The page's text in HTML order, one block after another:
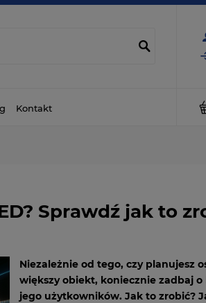
Kontakt
Sprawdź jak to
Niezależnie od tego, czy planujesz
większy obiekt, koniecznie zadbaj
jego użytkowników. Jak to zrobić?